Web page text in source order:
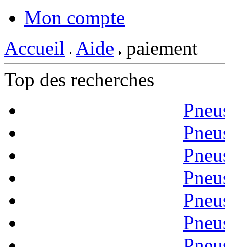
Mon compte
Accueil Aide paiement
Top des recherches